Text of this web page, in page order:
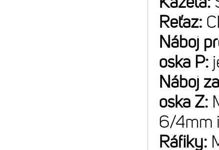
Reťaz:
Náboj
oska P:
Náboj
oska Z:
6/4mm
Ráfiky: